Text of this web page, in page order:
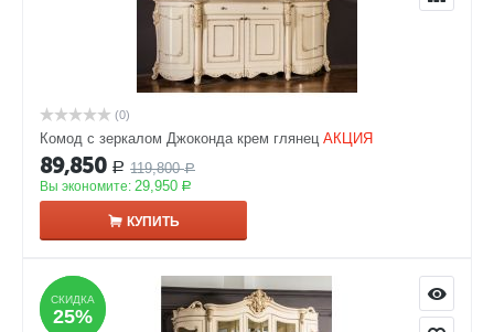
(0)
Комод с зеркалом Джоконда крем глянец АКЦИЯ
89,850 Р 119,800 Р
Вы экономите: 29,950 Р
КУПИТЬ
СКИДКА
25%
СКИДКА
25%